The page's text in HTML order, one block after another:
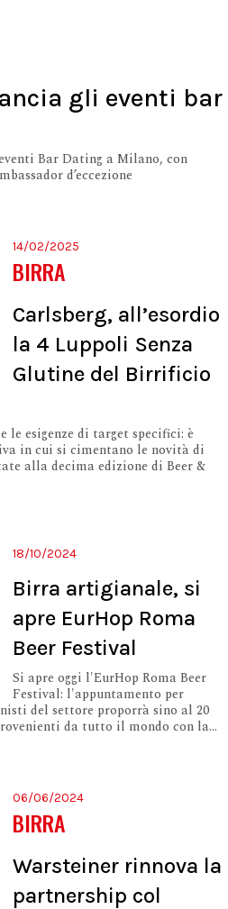
gli eventi bar
Bar Dating a Milano, con
d’eccezione
14/02/2025
BIRRA
Carlsberg, all’esordio
la 4 Luppoli Senza
Glutine del Birrificio
le esigenze di target specifici: è
in cui si cimentano le novità di
alla decima edizione di Beer &
18/10/2024
Birra artigianale, si
apre EurHop Roma
Beer Festival
Si apre oggi l'EurHop Roma Beer
Festival: l'appuntamento per
del settore proporrà sino al 20
da tutto il mondo con la...
06/06/2024
BIRRA
Warsteiner rinnova la
partnership col